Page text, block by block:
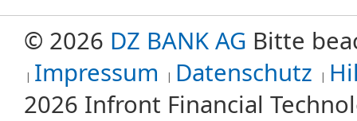
© 2026 DZ BANK AG Bitte
Impressum
Datenschutz
2026 Infront Financial